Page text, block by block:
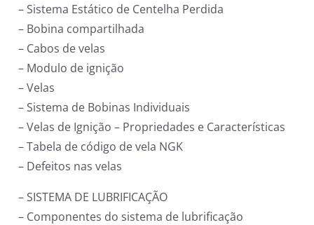
– Sistema Estático de Centelha Perdida
– Bobina compartilhada
– Cabos de velas
– Modulo de ignição
– Velas
– Sistema de Bobinas Individuais
– Velas de Ignição – Propriedades e Características
– Tabela de código de vela NGK
– Defeitos nas velas
– SISTEMA DE LUBRIFICAÇÃO
– Componentes do sistema de lubrificação